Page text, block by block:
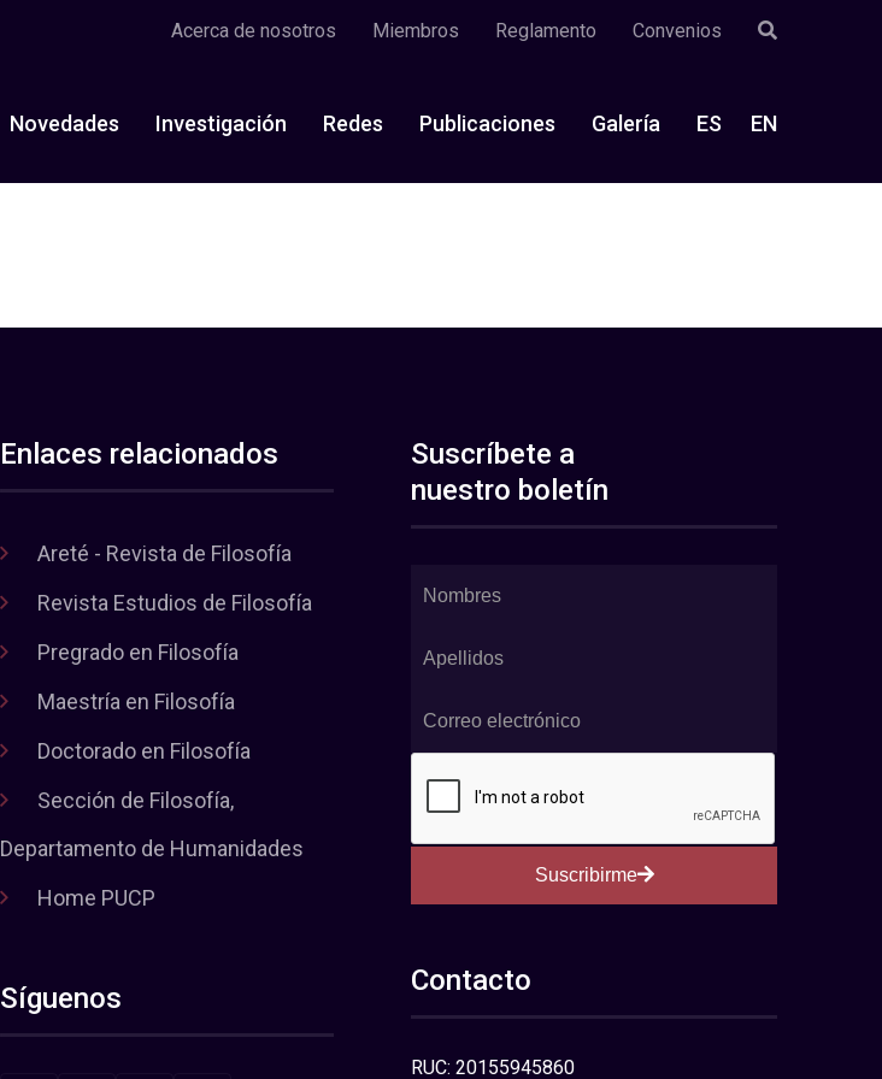
Acerca de nosotros Miembros Reglamento Convenios
Novedades Investigación Redes Publicaciones Galería ES EN
Enlaces relacionados
Areté - Revista de Filosofía
Revista Estudios de Filosofía
Pregrado en Filosofía
Maestría en Filosofía
Doctorado en Filosofía
Sección de Filosofía,
Departamento de Humanidades
Home PUCP
Síguenos
Suscríbete a
nuestro boletín
Suscribirme
Contacto
RUC: 20155945860